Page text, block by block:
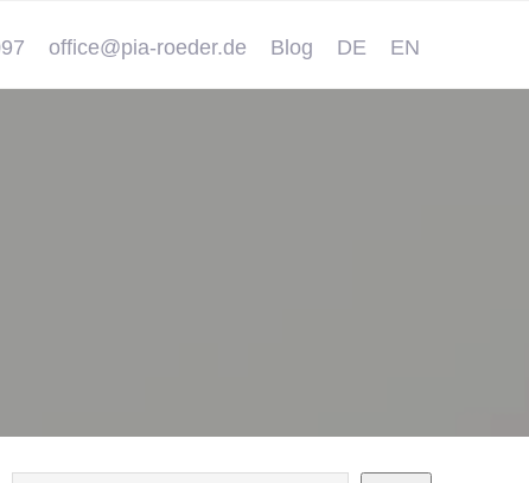
office@pia-roeder.de Blog DE EN